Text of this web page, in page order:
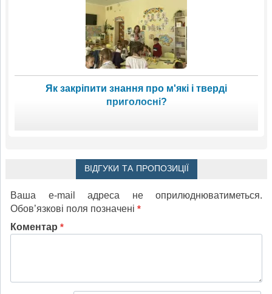
Як закріпити знання про м'які і тверді
приголосні?
ВІДГУКИ ТА ПРОПОЗИЦІЇ
Ваша e-mail адреса не оприлюднюватиметься.
Обов’язкові поля позначені *
Коментар *